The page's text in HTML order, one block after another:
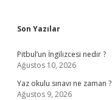
Sidebar
Son Yazılar
Pitbul’un İngilizcesi nedir ?
Ağustos 10, 2026
Yaz okulu sınavı ne zaman ?
Ağustos 9, 2026